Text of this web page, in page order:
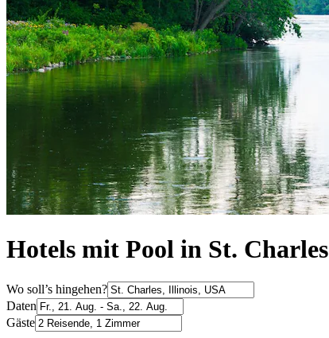
Hotels mit Pool in St. Charles
Wo soll’s hingehen?
Daten
Gäste